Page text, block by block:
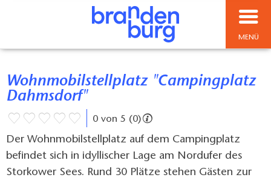
MENÜ
Wohnmobilstellplatz "Campingplatz
Dahmsdorf"
0 von 5 (0)
Der Wohnmobilstellplatz auf dem Campingplatz
befindet sich in idyllischer Lage am Nordufer des
Storkower Sees. Rund 30 Plätze stehen Gästen zur